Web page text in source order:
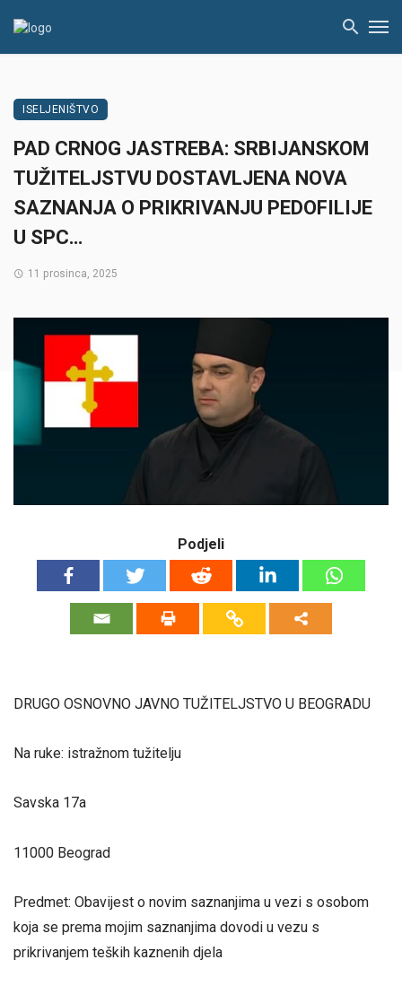
ISELJENIŠTVO
PAD CRNOG JASTREBA: SRBIJANSKOM
TUŽITELJSTVU DOSTAVLJENA NOVA
SAZNANJA O PRIKRIVANJU PEDOFILIJE
U SPC…
11 prosinca, 2025
Podjeli
DRUGO OSNOVNO JAVNO TUŽITELJSTVO U BEOGRADU
Na ruke: istražnom tužitelju
Savska 17a
11000 Beograd
Predmet: Obavijest o novim saznanjima u vezi s osobom
koja se prema mojim saznanjima dovodi u vezu s
prikrivanjem teških kaznenih djela